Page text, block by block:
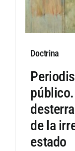
Doctrina
público.
de la
estado